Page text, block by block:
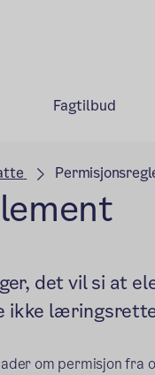
Fagtilbud
det vil si at
ikke
om permisjon